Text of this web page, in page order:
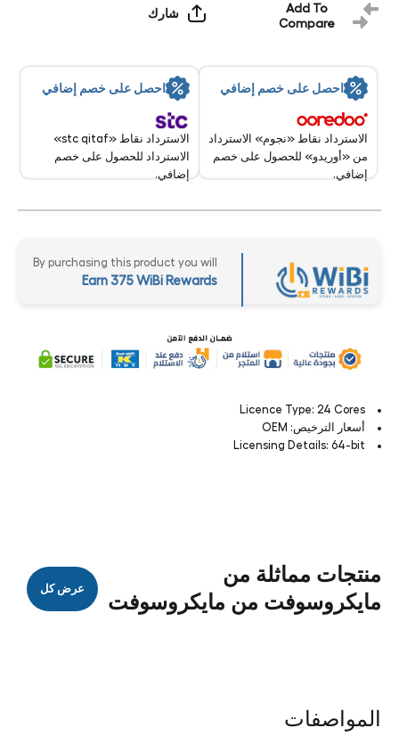
Add To
Compare
شارك
احصل على خصم إضافي
الاسترداد نقاط «نجوم» الاسترداد
من «أوريدو» للحصول على خصم
إضافي.
احصل على خصم إضافي
الاسترداد نقاط «stc qitaf»
الاسترداد للحصول على خصم
إضافي.
By purchasing this product you will
Earn 375 WiBi Rewards
Licence Type: 24 Cores
أسعار الترخيص: OEM
Licensing Details: 64-bit
منتجات مماثلة من
مايكروسوفت من مايكروسوفت
عرض كل
المواصفات